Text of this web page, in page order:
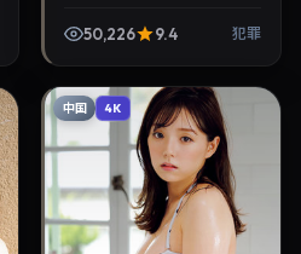
衔，2026年12月26日正式上
50,226 9.4 犯罪
中国 4K